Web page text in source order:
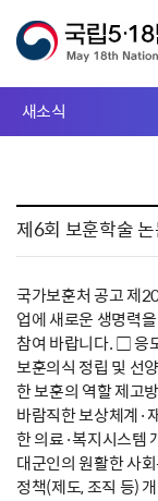
새소식
제6회 보훈학술
국가보훈처 공고 제
업에 새로운 생명력
참여 바랍니다. □ 응
보훈의식 정립 및 선
한 보훈의 역할 제고
바람직한 보상체계·
한 의료·복지시스템
대군인의 원활한 사
정책(제도, 조직 등)